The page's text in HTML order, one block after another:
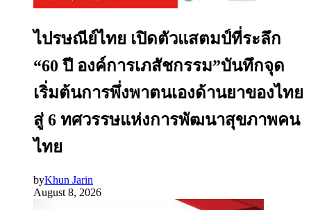
ไปรษณีย์ไทย เปิดตัวแสตมป์ที่ระลึก
“60 ปี องค์การเภสัชกรรม”บันทึกจุด
เริ่มต้นการพึ่งพาตนเองด้านยาของไทย
สู่ 6 ทศวรรษแห่งการพัฒนาสุขภาพคน
ไทย
byKhun Jarin
August 8, 2026